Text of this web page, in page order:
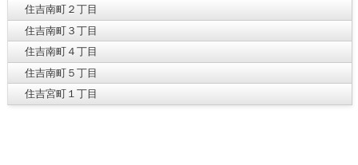
住吉南町２丁目
住吉南町３丁目
住吉南町４丁目
住吉南町５丁目
住吉宮町１丁目